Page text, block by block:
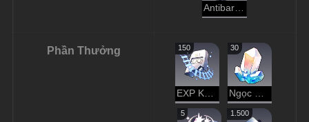
Antibaryon
Phần Thưởng 150
EXP Khai Phá
30
5 1.500